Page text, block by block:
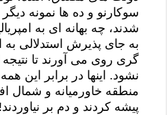
سوکارنو و ده ها نمونه
شدند، چه بهانه ای به
به جای پذیرش استدلالی
گری روی می آورند تا
نشود. اینها در برابر این
منطقه خاورمیانه و شمال
پیشه کردند و دم بر نیاوردند!